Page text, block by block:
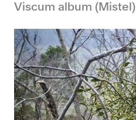
Viscum album (Mistel)